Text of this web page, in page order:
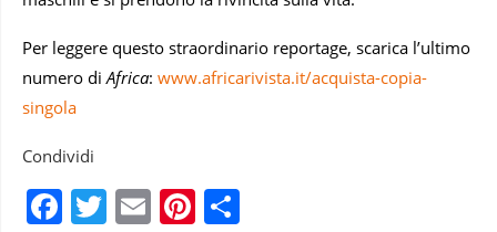
Per leggere questo straordinario reportage, scarica l’ultimo
numero diAfrica: www.africarivista.it/acquista-copia-
singola
Condividi
Facebook
Twitter
EmailPinterest